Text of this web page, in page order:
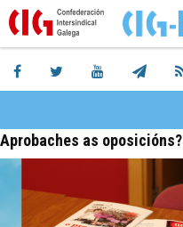
Aprobaches as oposicións?